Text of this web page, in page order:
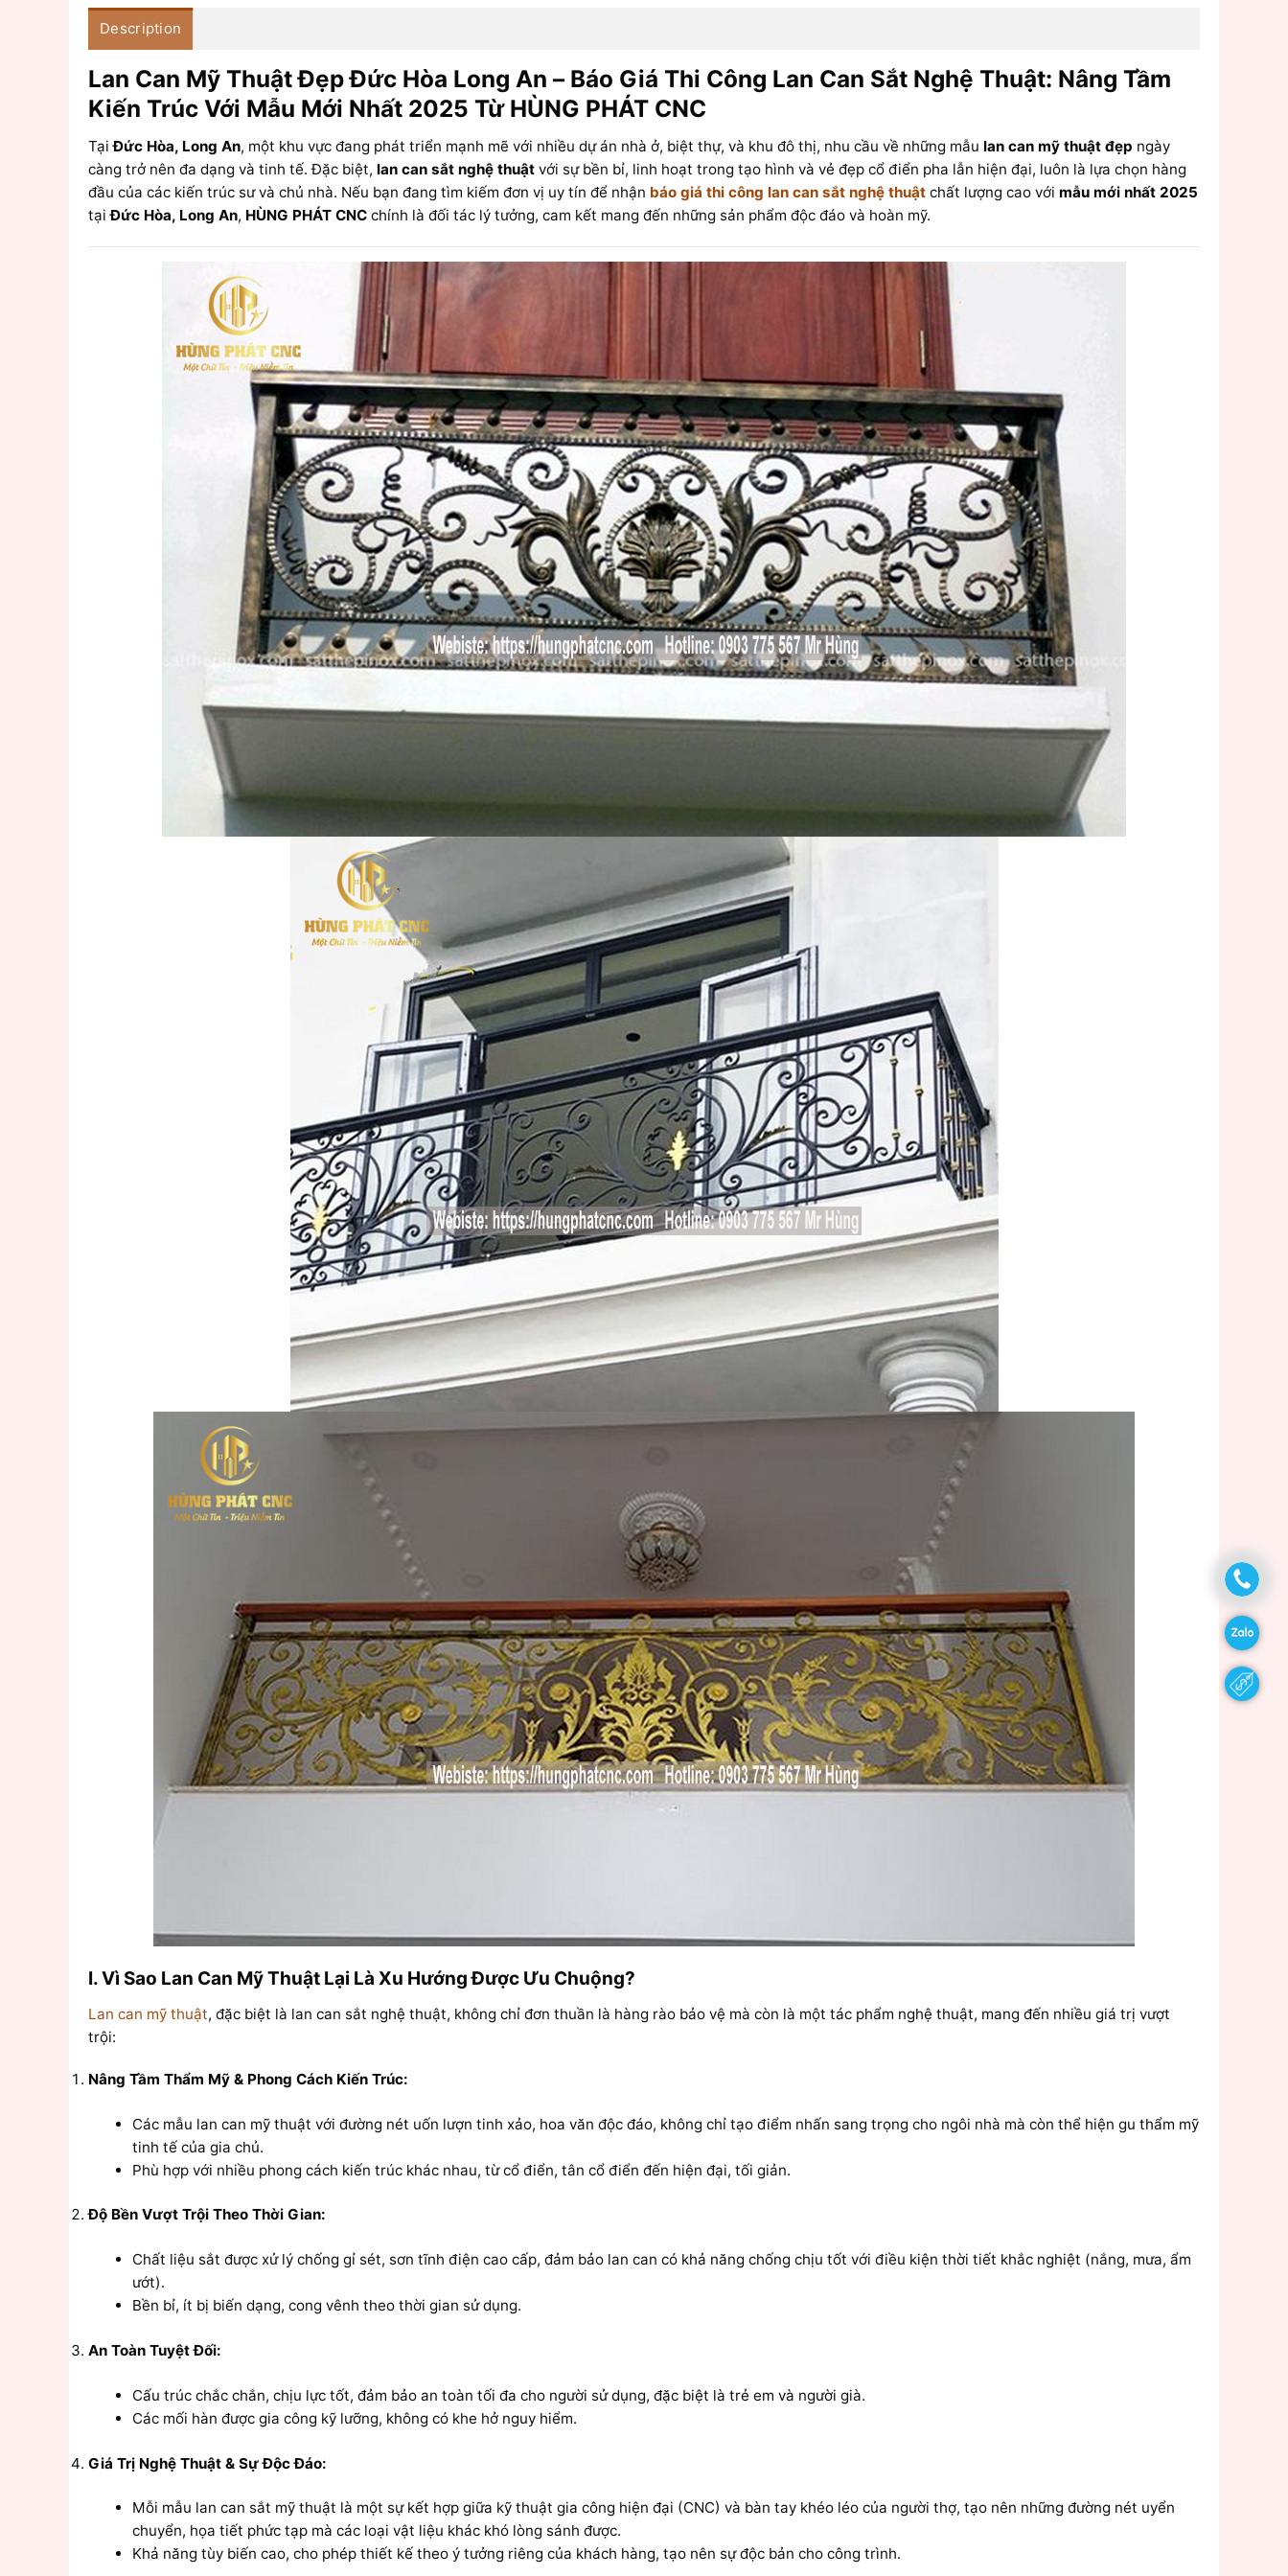
Description
Lan Can Mỹ Thuật Đẹp Đức Hòa Long An – Báo Giá Thi Công Lan Can Sắt Nghệ Thuật: Nâng Tầm
Kiến Trúc Với Mẫu Mới Nhất 2025 Từ HÙNG PHÁT CNC
TạiĐức Hòa, Long An, một khu vực đang phát triển mạnh mẽ với nhiều dự án nhà ở, biệt thự, và khu đô thị, nhu cầu về những mẫu lan can mỹ thuật đẹp ngày
càng trở nên đa dạng và tinh tế. Đặc biệt, lan can sắt nghệ thuật với sự bền bỉ, linh hoạt trong tạo hình và vẻ đẹp cổ điển pha lẫn hiện đại, luôn là lựa chọn hàng
đầu của các kiến trúc sư và chủ nhà. Nếu bạn đang tìm kiếm đơn vị uy tín để nhận báo giá thi công lan can sắt nghệ thuật chất lượng cao với mẫu mới nhất 2025
tạiĐức Hòa, Long An, HÙNG PHÁT CNC chính là đối tác lý tưởng, cam kết mang đến những sản phẩm độc đáo và hoàn mỹ.
I. Vì Sao Lan Can Mỹ Thuật Lại Là Xu Hướng Được Ưu Chuộng?
Lan can mỹ thuật, đặc biệt là lan can sắt nghệ thuật, không chỉ đơn thuần là hàng rào bảo vệ mà còn là một tác phẩm nghệ thuật, mang đến nhiều giá trị vượt
trội:
Nâng Tầm Thẩm Mỹ & Phong Cách Kiến Trúc:
Các mẫu lan can mỹ thuật với đường nét uốn lượn tinh xảo, hoa văn độc đáo, không chỉ tạo điểm nhấn sang trọng cho ngôi nhà mà còn thể hiện gu thẩm mỹ
tinh tế của gia chủ.
Phù hợp với nhiều phong cách kiến trúc khác nhau, từ cổ điển, tân cổ điển đến hiện đại, tối giản.
Độ Bền Vượt Trội Theo Thời Gian:
Chất liệu sắt được xử lý chống gỉ sét, sơn tĩnh điện cao cấp, đảm bảo lan can có khả năng chống chịu tốt với điều kiện thời tiết khắc nghiệt (nắng, mưa, ẩm
ướt).
Bền bỉ, ít bị biến dạng, cong vênh theo thời gian sử dụng.
An Toàn Tuyệt Đối:
Cấu trúc chắc chắn, chịu lực tốt, đảm bảo an toàn tối đa cho người sử dụng, đặc biệt là trẻ em và người già.
Các mối hàn được gia công kỹ lưỡng, không có khe hở nguy hiểm.
Giá Trị Nghệ Thuật & Sự Độc Đáo:
Mỗi mẫu lan can sắt mỹ thuật là một sự kết hợp giữa kỹ thuật gia công hiện đại (CNC) và bàn tay khéo léo của người thợ, tạo nên những đường nét uyển
chuyển, họa tiết phức tạp mà các loại vật liệu khác khó lòng sánh được.
Khả năng tùy biến cao, cho phép thiết kế theo ý tưởng riêng của khách hàng, tạo nên sự độc bản cho công trình.